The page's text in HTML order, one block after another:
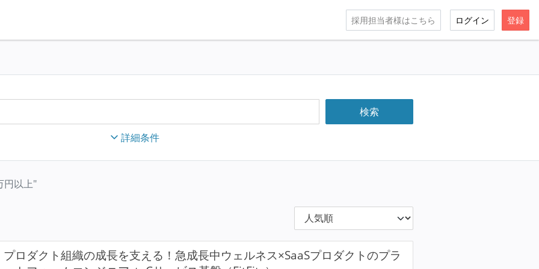
採用担当者様はこちら ログイン 登録
詳細条件
円以上"
プロダクト組織の成長を支える！急成長中ウェルネス×SaaSプロダクトのプラ